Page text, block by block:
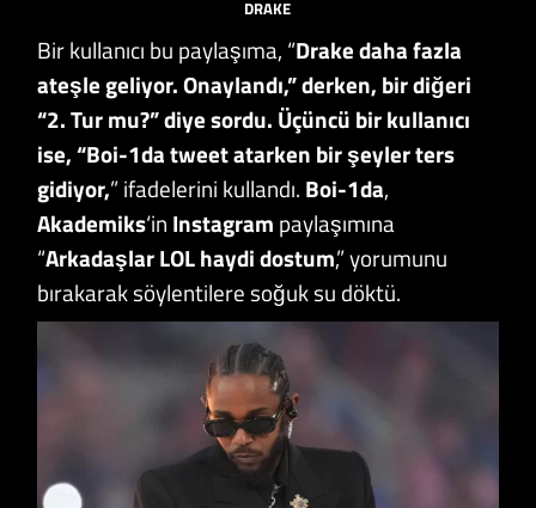
DRAKE
Bir kullanıcı bu paylaşıma, “Drake daha fazla
ateşle geliyor. Onaylandı,” derken, bir diğeri
“2. Tur mu?” diye sordu. Üçüncü bir kullanıcı
ise, “Boi-1da tweet atarken bir şeyler ters
gidiyor,” ifadelerini kullandı. Boi-1da,
Akademiks‘in Instagram paylaşımına
“Arkadaşlar LOL haydi dostum,” yorumunu
bırakarak söylentilere soğuk su döktü.